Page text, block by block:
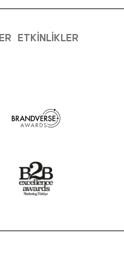
ETKINLIKLER